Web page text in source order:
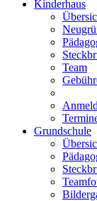
Kinderhaus
Team
Grundschule